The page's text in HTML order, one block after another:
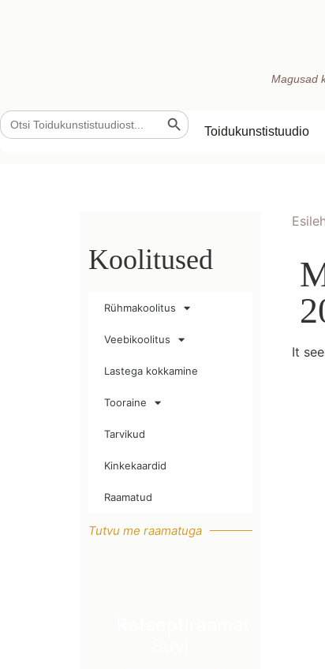
Magusad
Search
for:
Search Button
Toidukunstistuudio
Koolitused
Rühmakoolitus
Veebikoolitus
Lastega kokkamine
Tooraine
Tarvikud
Kinkekaardid
Raamatud
Tutvu me raamatuga
It